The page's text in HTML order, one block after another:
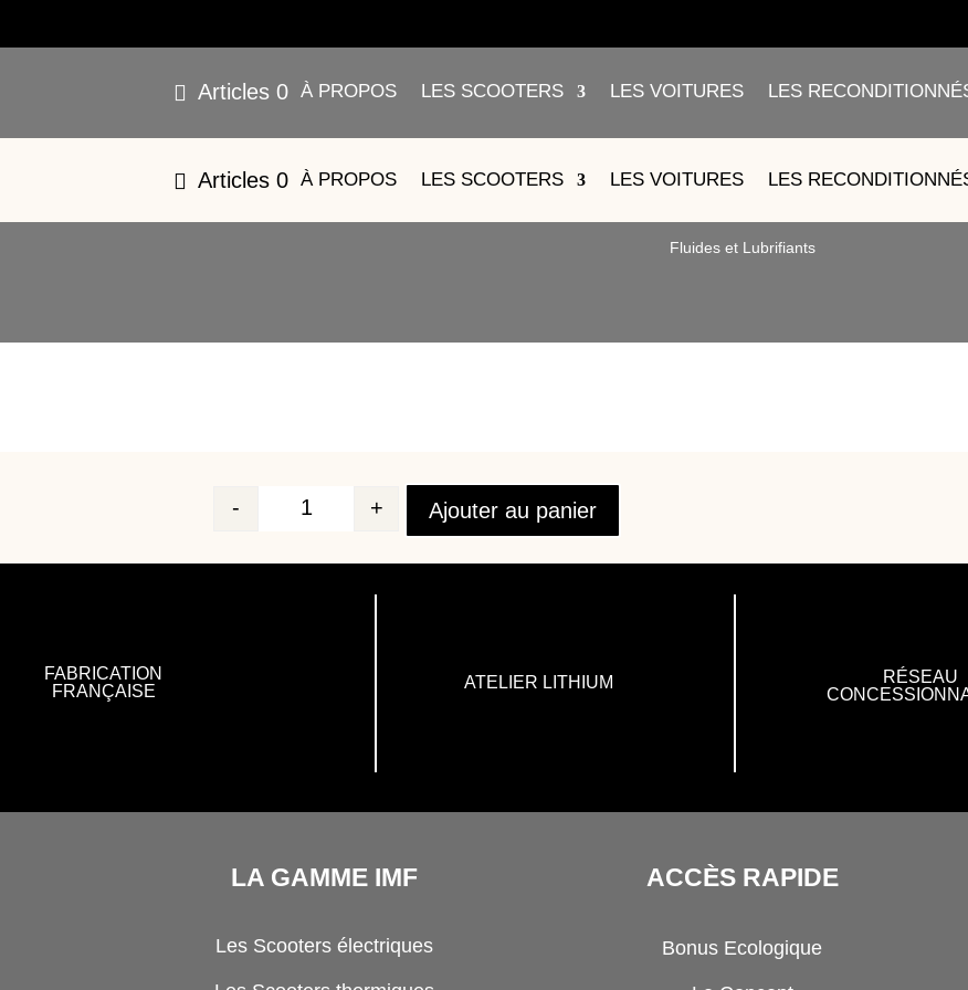
Articles 0 À PROPOS LES SCOOTERS LES VOITURES LES
Articles 0 À PROPOS LES SCOOTERS LES VOITURES LES
17 – ÉTRIER DE FREIN AVANT E-PTIO –
Fluides et Lubrifiants
Quantité
- + Ajouter au panier
FABRICATION
FRANÇAISE
ATELIER LITHIUM
RÉSEAU
LA GAMME IMF
Les Scooters électriques
ACCÈS RAPIDE
Bonus Ecologique